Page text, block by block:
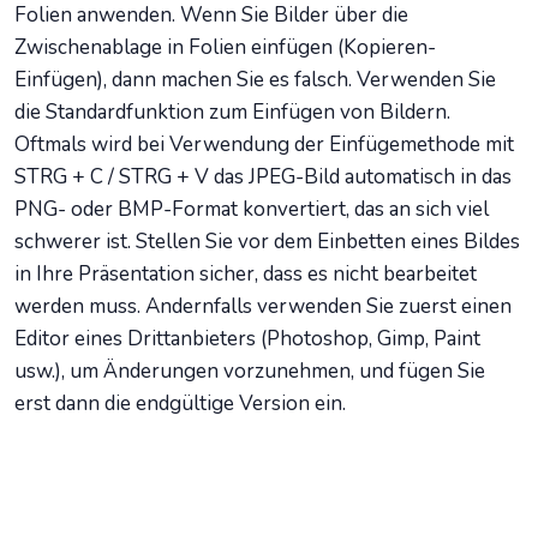
Folien anwenden. Wenn Sie Bilder über die
Zwischenablage in Folien einfügen (Kopieren-
Einfügen), dann machen Sie es falsch. Verwenden Sie
die Standardfunktion zum Einfügen von Bildern.
Oftmals wird bei Verwendung der Einfügemethode mit
STRG + C / STRG + V das JPEG-Bild automatisch in das
PNG- oder BMP-Format konvertiert, das an sich viel
schwerer ist. Stellen Sie vor dem Einbetten eines Bildes
in Ihre Präsentation sicher, dass es nicht bearbeitet
werden muss. Andernfalls verwenden Sie zuerst einen
Editor eines Drittanbieters (Photoshop, Gimp, Paint
usw.), um Änderungen vorzunehmen, und fügen Sie
erst dann die endgültige Version ein.